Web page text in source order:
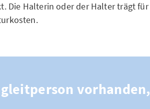
Die Halterin oder der Halter trägt für